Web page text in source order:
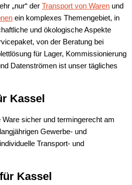
„nur“ der Transport von Waren und
ein komplexes Themengebiet, in
und ökologische Aspekte
von der Beratung bei
für Lager, Kommissionierung
Datenströmen ist unser tägliches
Kassel
sicher und termingerecht am
Gewerbe- und
Transport- und
Kassel